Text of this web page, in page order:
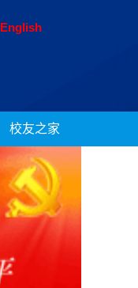
English
校友之家